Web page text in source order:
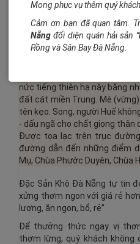
con đường ra Bắc vào Nam,
bao giờ cũng có mấy gói mè
thân. Là một món đặc sản
thành biểu tượng cho văn hóa
nức tiếng thiên hạ này bằng
đất cát miền Trung. Mè
tên kẹo. Song, người Huế
- dấu ngã cho chất giọng thân
Được tọa lạc trên trục
đường dẫn đến những điểm
Mụ, Chùa Phước Duyên, Chùa
Đặc Sản Khô Đà Nẵng tự tin
xửng thơm ngon với giá rẻ
lượng, ăn ngon, bổ, rẻ”
Để thưởng thức ngay vị
thơm lừng, quý khách không
Mong phục vụ thêm quý khách.
Cảm ơn bạn đã quan tâm.
Nẵng đối diện quán hải sản
Rồng và Sân Bay Đà Nẵng.